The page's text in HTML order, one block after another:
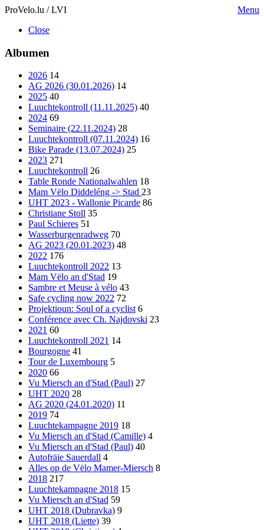
ProVelo.lu / LVI
Menu
Close
Albumen
2026 14
AG 2026 (30.01.2026) 14
2025 40
Luuchtekontroll (11.11.2025) 40
2024 69
Seminaire (22.11.2024) 28
Luuchtekontroll (07.11.2024) 16
Bike Parade (13.07.2024) 25
2023 271
Luuchtekontroll 26
Table Ronde Nationalwahlen 18
Mam Vëlo Diddeléng -> Stad 23
UHT 2023 - Wallonie Picarde 86
Christiane Stoll 35
Paul Schieres 51
Wasserburgenradweg 70
AG 2023 (20.01.2023) 48
2022 176
Luuchtekontroll 2022 13
Mam Vëlo an d'Stad 19
Sambre et Meuse à vélo 43
Safe cycling now 2022 72
Projektioun: Soul of a cyclist 6
Conférence avec Ch. Najdovski 23
2021 60
Luuchtekontroll 2021 14
Bourgogne 41
Tour de Luxembourg 5
2020 66
Vu Miersch an d'Stad (Paul) 27
UHT 2020 28
AG 2020 (24.01.2020) 11
2019 74
Luuchtekampagne 2019 18
Vu Miersch an d'Stad (Camille) 4
Vu Miersch an d'Stad (Paul) 40
Autofräie Sauerdall 4
Alles op de Vëlo Mamer-Miersch 8
2018 217
Luuchtekampagne 2018 15
Vu Miersch an d'Stad 59
UHT 2018 (Dubravka) 9
UHT 2018 (Liette) 39